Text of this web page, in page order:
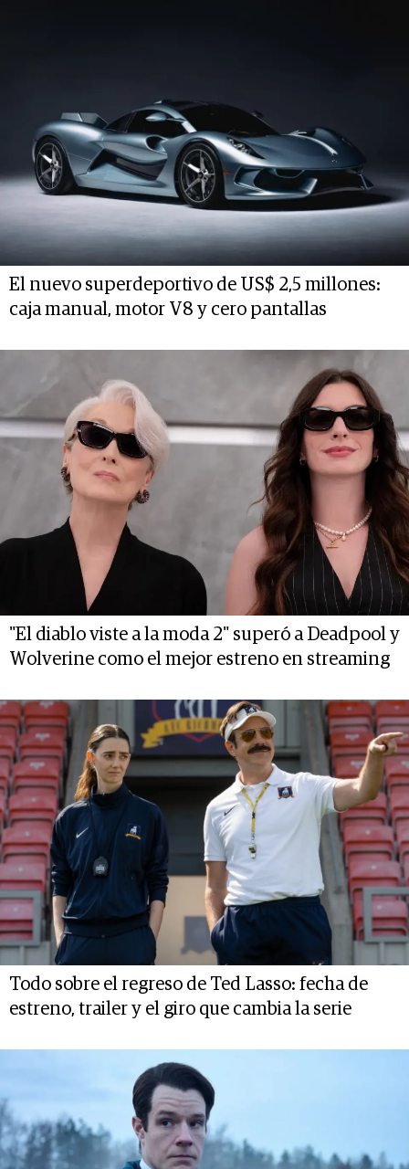
El nuevo superdeportivo de US$ 2,5 millones:
caja manual, motor V8 y cero pantallas
"El diablo viste a la moda 2" superó a Deadpool y
Wolverine como el mejor estreno en streaming
Todo sobre el regreso de Ted Lasso: fecha de
estreno, trailer y el giro que cambia la serie